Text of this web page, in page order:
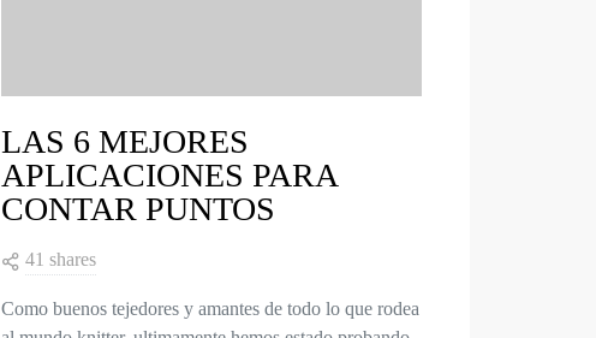
LAS 6 MEJORES
APLICACIONES PARA
CONTAR PUNTOS
41 shares
Como buenos tejedores y amantes de todo lo que rodea